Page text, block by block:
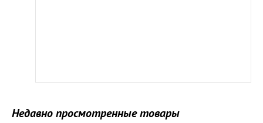
Недавно просмотренные товары